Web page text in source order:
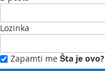
Lozinka
Zapamti me Šta je ovo?